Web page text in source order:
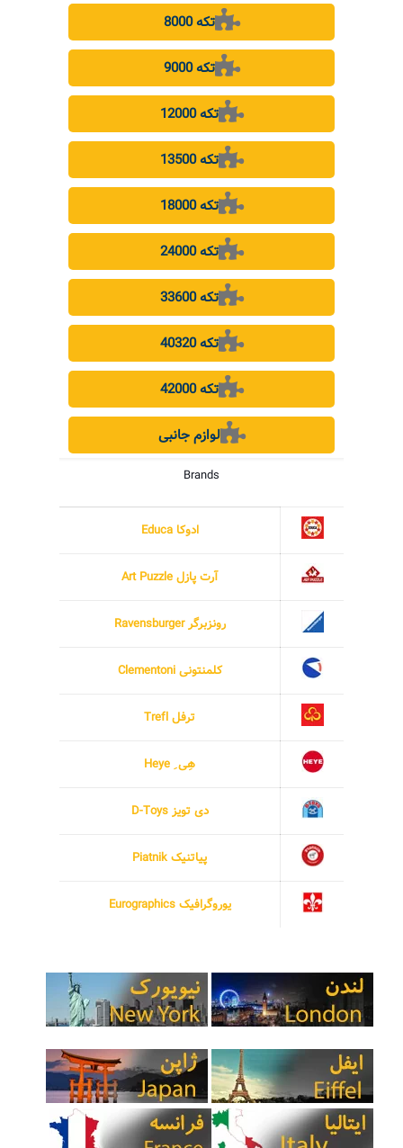
8000 تکه
9000 تکه
12000 تکه
13500 تکه
18000 تکه
24000 تکه
33600 تکه
40320 تکه
42000 تکه
لوازم جانبی
Brands
ادوکا Educa
آرت پازل Art Puzzle
رونزبرگر Ravensburger
کلمنتونی Clementoni
ترفل Trefl
هِی ِ Heye
دی تویز D-Toys
پیاتنیک Piatnik
یوروگرافیک Eurographics